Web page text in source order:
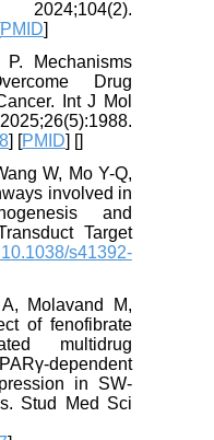
] [PMID
P. Mechanisms
Drug
Int J Mol
] [PMID] [
W, Mo Y-Q,
involved in
and
Target
s41392-
A, Molavand M,
of fenofibrate
multidrug
dependent
in SW-
Stud Med Sci